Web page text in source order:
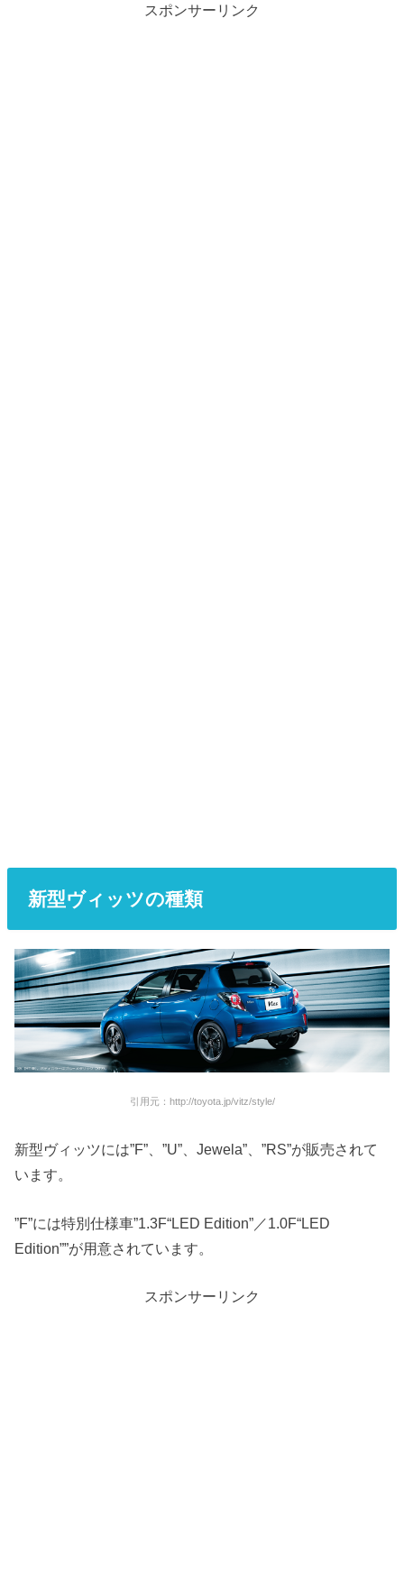
スポンサーリンク
新型ヴィッツの種類
引用元：http://toyota.jp/vitz/style/
新型ヴィッツには”F”、”U”、Jewela”、”RS”が販売されて
います。
”F”には特別仕様車”1.3F“LED Edition”／1.0F“LED
Edition””が用意されています。
スポンサーリンク